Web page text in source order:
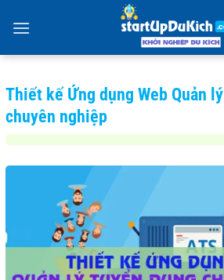
qua
Thiết kế Ứng dụng Web Quản
chuyên nghiệp